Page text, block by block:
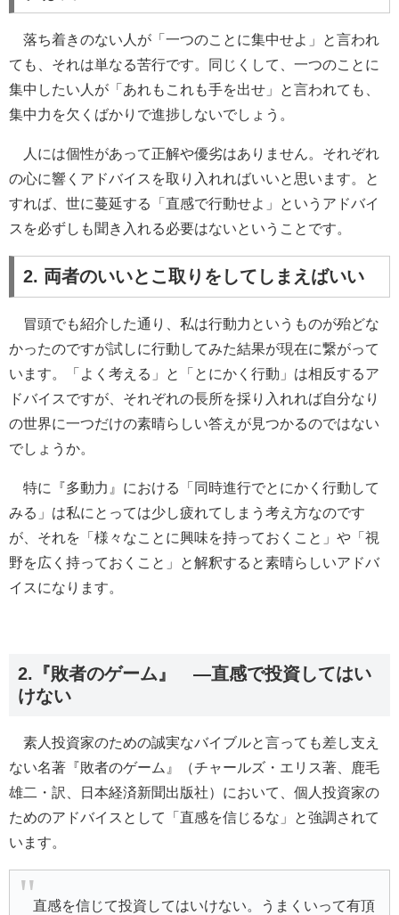
落ち着きのない人が「一つのことに集中せよ」と言われ
ても、それは単なる苦行です。同じくして、一つのことに
集中したい人が「あれもこれも手を出せ」と言われても、
集中力を欠くばかりで進捗しないでしょう。
人には個性があって正解や優劣はありません。それぞれ
の心に響くアドバイスを取り入れればいいと思います。と
すれば、世に蔓延する「直感で行動せよ」というアドバイ
スを必ずしも聞き入れる必要はないということです。
2. 両者のいいとこ取りをしてしまえばいい
冒頭でも紹介した通り、私は行動力というものが殆どな
かったのですが試しに行動してみた結果が現在に繋がって
います。「よく考える」と「とにかく行動」は相反するア
ドバイスですが、それぞれの長所を採り入れれば自分なり
の世界に一つだけの素晴らしい答えが見つかるのではない
でしょうか。
特に『多動力』における「同時進行でとにかく行動して
みる」は私にとっては少し疲れてしまう考え方なのです
が、それを「様々なことに興味を持っておくこと」や「視
野を広く持っておくこと」と解釈すると素晴らしいアドバ
イスになります。
2.『敗者のゲーム』 ―直感で投資してはい
けない
素人投資家のための誠実なバイブルと言っても差し支え
ない名著『敗者のゲーム』（チャールズ・エリス著、鹿毛
雄二・訳、日本経済新聞出版社）において、個人投資家の
ためのアドバイスとして「直感を信じるな」と強調されて
います。
直感を信じて投資してはいけない。うまくいって有頂